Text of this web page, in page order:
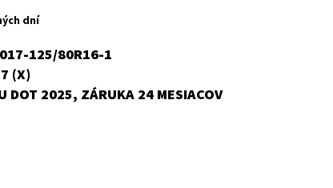
dní
125/80R16-1
(X)
DOT 2025, ZÁRUKA 24 MESIACOV